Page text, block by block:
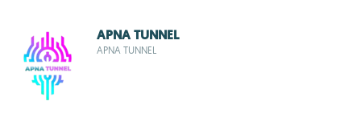
APNA TUNNEL
APNA TUNNEL